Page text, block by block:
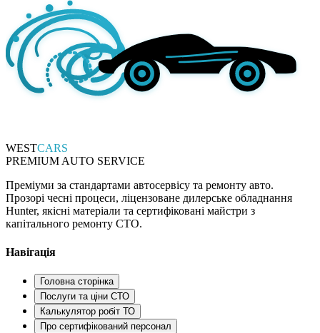
WESTCARS
PREMIUM AUTO SERVICE
Преміуми за стандартами автосервісу та ремонту авто.
Прозорі чесні процеси, ліцензоване дилерське обладнання
Hunter, якісні матеріали та сертифіковані майстри з
капітального ремонту СТО.
Навігація
Головна сторінка
Послуги та ціни СТО
Калькулятор робіт ТО
Про сертифікований персонал